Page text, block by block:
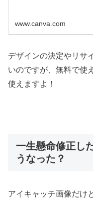
www.canva.com
デザインの決定やリサ
いのですが、無料で使
使えますよ！
一生懸命修正し
うなった？
アイキャッチ画像だけ